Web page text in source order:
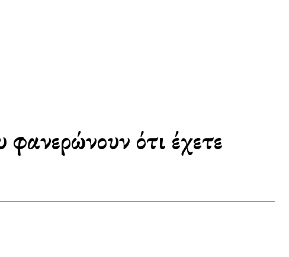
ότι έχετε